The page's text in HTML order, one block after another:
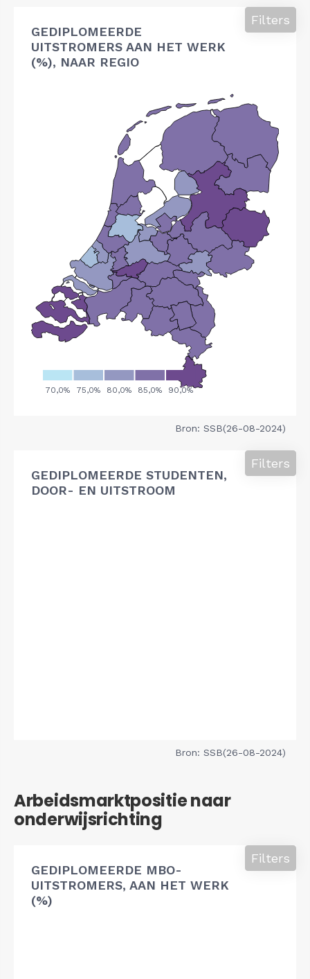
GEDIPLOMEERDE
UITSTROMERS AAN HET WERK
(%), NAAR REGIO
Filters
Bron: SSB(26-08-2024)
GEDIPLOMEERDE STUDENTEN,
DOOR- EN UITSTROOM
Filters
Bron: SSB(26-08-2024)
Arbeidsmarktpositie naar
onderwijsrichting
GEDIPLOMEERDE MBO-
UITSTROMERS, AAN HET WERK
(%)
Filters